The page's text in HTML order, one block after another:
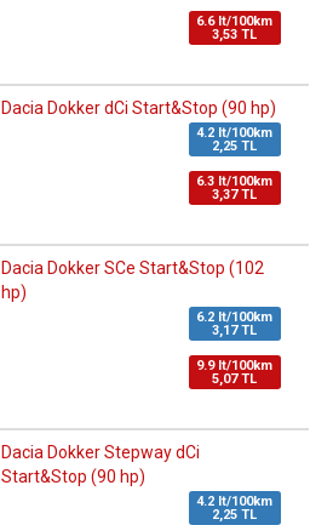
6.6 lt/100km
3,53 TL
Dacia Dokker dCi Start&Stop (90 hp)
4.2 lt/100km
2,25 TL
6.3 lt/100km
3,37 TL
Dacia Dokker SCe Start&Stop (102
hp)
6.2 lt/100km
3,17 TL
9.9 lt/100km
5,07 TL
Dacia Dokker Stepway dCi
Start&Stop (90 hp)
4.2 lt/100km
2,25 TL